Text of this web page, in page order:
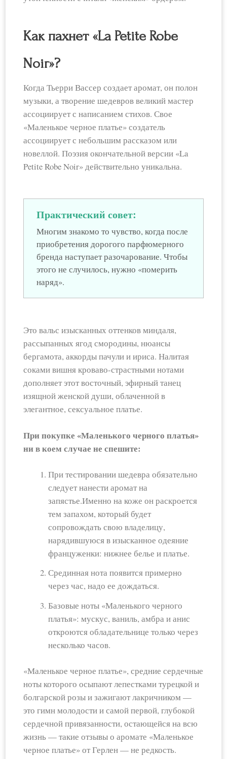
Как пахнет «La Petite Robe
Noir»?
Когда Тьерри Вассер создает аромат, он полон
музыки, а творение шедевров великий мастер
ассоциирует с написанием стихов. Свое
«Маленькое черное платье» создатель
ассоциирует с небольшим рассказом или
новеллой. Поэзия окончательной версии «La
Petite Robe Noir» действительно уникальна.
Практический совет:
Многим знакомо то чувство, когда после
приобретения дорогого парфюмерного
бренда наступает разочарование. Чтобы
этого не случилось, нужно «померить
наряд».
Это вальс изысканных оттенков миндаля,
рассыпанных ягод смородины, нюансы
бергамота, аккорды пачули и ириса. Налитая
соками вишня кроваво-страстными нотами
дополняет этот восточный, эфирный танец
изящной женской души, облаченной в
элегантное, сексуальное платье.
При покупке «Маленького черного платья»
ни в коем случае не спешите:
При тестировании шедевра обязательно
следует нанести аромат на
запястье.Именно на коже он раскроется
тем запахом, который будет
сопровождать свою владелицу,
нарядившуюся в изысканное одеяние
француженки: нижнее белье и платье.
Срединная нота появится примерно
через час, надо ее дождаться.
Базовые ноты «Маленького черного
платья»: мускус, ваниль, амбра и анис
откроются обладательнице только через
несколько часов.
«Маленькое черное платье», средние сердечные
ноты которого осыпают лепестками турецкой и
болгарской розы и зажигают лакричником —
это гимн молодости и самой первой, глубокой
сердечной привязанности, остающейся на всю
жизнь — такие отзывы о аромате «Маленькое
черное платье» от Герлен — не редкость.